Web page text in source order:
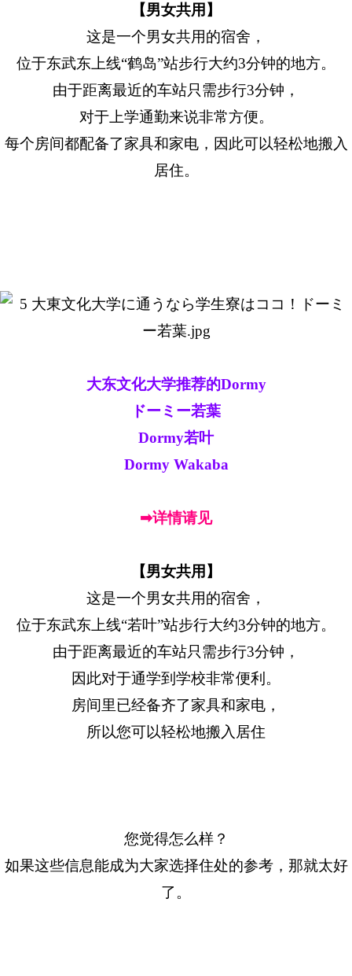
【男女共用】
这是一个男女共用的宿舍，
位于东武东上线“鹤岛”站步行大约3分钟的地方。
由于距离最近的车站只需步行3分钟，
对于上学通勤来说非常方便。
每个房间都配备了家具和家电，因此可以轻松地搬入
居住。
大东文化大学推荐的Dormy
ドーミー若葉
Dormy若叶
Dormy Wakaba
➡详情请见
【男女共用】
这是一个男女共用的宿舍，
位于东武东上线“若叶”站步行大约3分钟的地方。
由于距离最近的车站只需步行3分钟，
因此对于通学到学校非常便利。
房间里已经备齐了家具和家电，
所以您可以轻松地搬入居住
您觉得怎么样？
如果这些信息能成为大家选择住处的参考，那就太好
了。